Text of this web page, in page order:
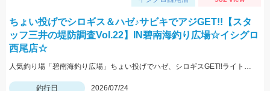
ちょい投げでシロギス＆ハゼ♪サビキでアジGET!!【スタ
ッフ三井の堤防調査Vol.22】IN碧南海釣り広場☆イシグロ
西尾店☆
人気釣り場「碧南海釣り広場」ちょい投げでハゼ、シロギスGET!!ライトショットシンカー5号+ちょい投げ仕掛7号にGOLDイソメ♪♪夕マズメにアジの回遊もありアジにサッパをGETです!(^^)!
釣行日
2026/07/24